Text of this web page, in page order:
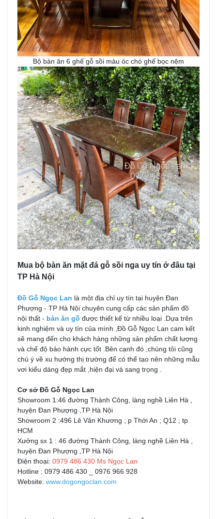
Bộ bàn ăn 6 ghế gỗ sồi màu óc chó ghế bọc nệm
Mua bộ bàn ăn mặt đá gỗ sồi nga uy tín ở đâu tại
TP Hà Nội
Đồ Gỗ Ngọc Lan là một địa chỉ uy tín tại huyện Đan
Phượng - TP Hà Nội chuyên cung cấp các sản phẩm đồ
nội thất - bàn ăn gỗ được thiết kế từ nhiều loại .Dựa trên
kinh nghiệm và uy tín của mình ,Đồ Gỗ Ngọc Lan cam kết
sẽ mang đến cho khách hàng những sản phẩm chất lượng
và chế độ bảo hành cực tốt .Bên cạnh đó ,chúng tôi cũng
chú ý về xu hướng thị trường để có thể tạo nên những mẫu
vơi kiểu dáng đẹp mắt ,hiện đại và sang trọng .
Cơ sở Đồ Gỗ Ngọc Lan
Showroom 1:46 đường Thành Công, làng nghề Liên Hà ,
huyện Đan Phượng ,TP Hà Nội
Showroom 2 :496 Lê Văn Khương ; p Thới An ; Q12 ; tp
HCM
Xưởng sx 1 : 46 đường Thành Công, làng nghề Liên Hà ,
huyện Đan Phượng ,TP Hà Nội
Điện thoại: 0979 486 430 Ms Ngọc Lan
Hotline : 0979 486 430 _ 0976 966 928
Website: www.dogongoclan.com